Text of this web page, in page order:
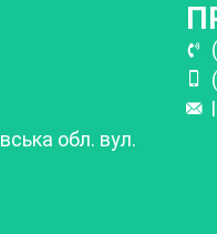
обл. вул.